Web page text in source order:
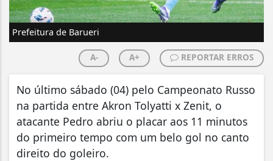
Prefeitura de Barueri
A- A+ REPORTAR ERROS
No último sábado (04) pelo Campeonato Russo
na partida entre Akron Tolyatti x Zenit, o
atacante Pedro abriu o placar aos 11 minutos
do primeiro tempo com um belo gol no canto
direito do goleiro.